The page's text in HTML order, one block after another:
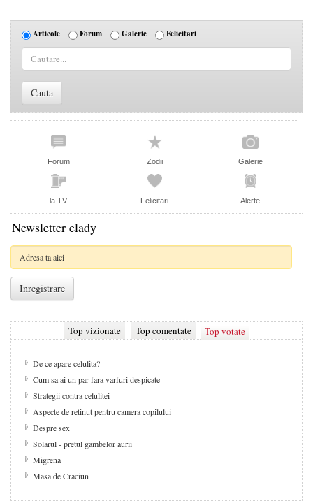
Articole Forum Galerie Felicitari
Forum Zodii Galerie
la TV Felicitari Alerte
Newsletter elady
Top vizionate Top comentate Top votate
De ce apare celulita?
Cum sa ai un par fara varfuri despicate
Strategii contra celulitei
Aspecte de retinut pentru camera copilului
Despre sex
Solarul - pretul gambelor aurii
Migrena
Masa de Craciun